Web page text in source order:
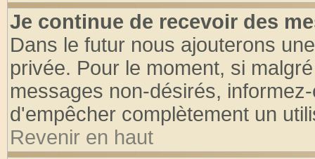
Je continue de recevoir des
Dans le futur nous ajouterons
privée. Pour le moment, si
messages non-désirés,
d'empêcher complètement un
Revenir en haut